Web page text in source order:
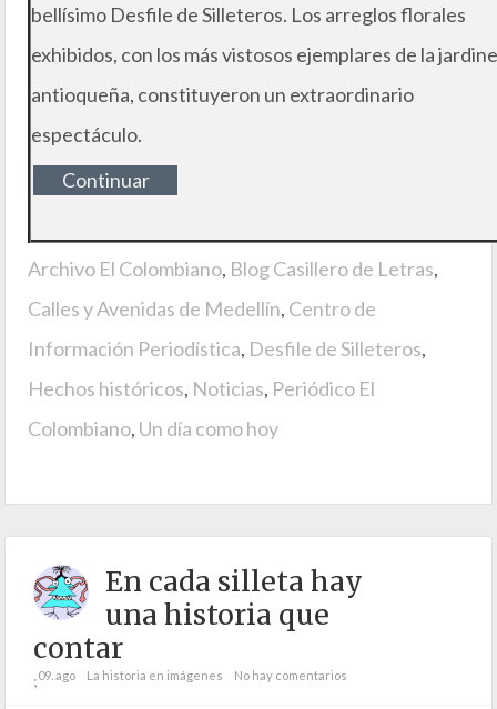
bellísimo Desfile de Silleteros. Los arreglos florales
exhibidos, con los más vistosos ejemplares de la
antioqueña, constituyeron un extraordinario
espectáculo.
Continuar
Archivo El Colombiano, Blog Casillero de Letras,
Calles y Avenidas de Medellín, Centro de
Información Periodística, Desfile de Silleteros,
Hechos históricos, Noticias, Periódico El
Colombiano, Un día como hoy
En cada silleta hay
una historia que
contar
;09. ago La historia en imágenes No hay comentarios